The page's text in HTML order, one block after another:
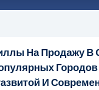
На Продажу В
И